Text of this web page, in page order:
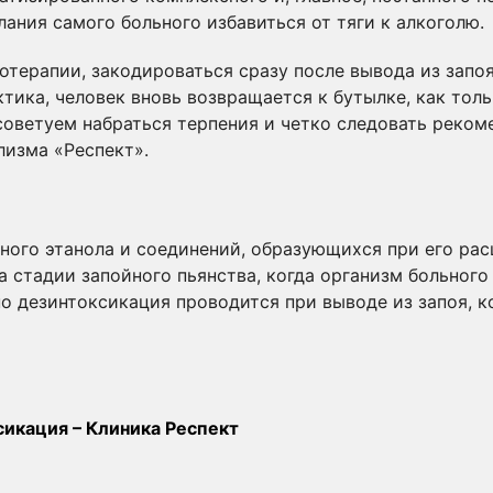
самого больного избавиться от тяги к алкоголю.
закодироваться сразу после вывода из
человек вновь возвращается к бутылке, как
набраться терпения и четко следовать
«Респект».
этанола и соединений, образующихся при его
стадии запойного пьянства, когда организм
дезинтоксикация проводится при выводе из запоя,